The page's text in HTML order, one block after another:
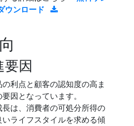
ウンロード
要因
利点と顧客の認知度の高ま
因となっています。
長は、消費者の可処分所得の
ライフスタイルを求める傾